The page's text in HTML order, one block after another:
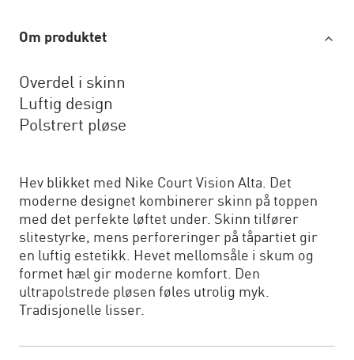
Om produktet
Overdel i skinn
Luftig design
Polstrert pløse
Hev blikket med Nike Court Vision Alta. Det
moderne designet kombinerer skinn på toppen
med det perfekte løftet under. Skinn tilfører
slitestyrke, mens perforeringer på tåpartiet gir
en luftig estetikk. Hevet mellomsåle i skum og
formet hæl gir moderne komfort. Den
ultrapolstrede pløsen føles utrolig myk.
Tradisjonelle lisser.